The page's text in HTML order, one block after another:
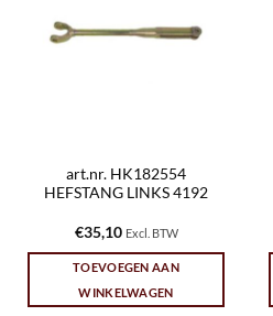
art.nr. HK182554
HEFSTANG LINKS 4192
€35,10 Excl. BTW
TOEVOEGEN AAN
WINKELWAGEN